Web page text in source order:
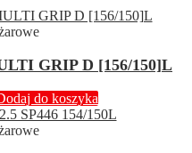
GRIP D [156/150]L
do koszyka